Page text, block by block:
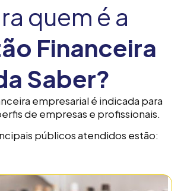
quem é a
Financeira
Saber?
empresarial é indicada para
de empresas e profissionais.
públicos atendidos estão: